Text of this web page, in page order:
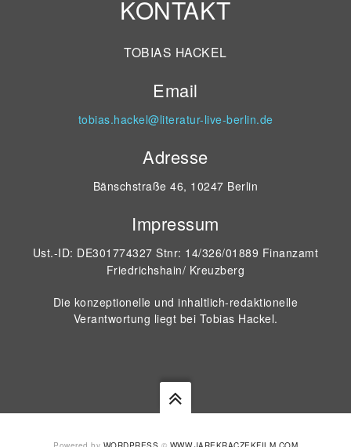
KONTAKT
TOBIAS HACKEL
Email
tobias.hackel@literatur-live-berlin.de
Adresse
Bänschstraße 46, 10247 Berlin
Impressum
Ust.-ID: DE301774327 Stnr: 14/326/01889 Finanzamt
Friedrichshain/ Kreuzberg
Die konzeptionelle und inhaltlich-redaktionelle
Verantwortung liegt bei Tobias Hackel.